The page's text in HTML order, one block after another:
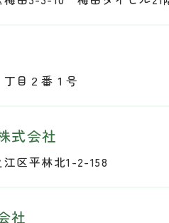
目２番１号
式会社
区平林北1-2-158
社